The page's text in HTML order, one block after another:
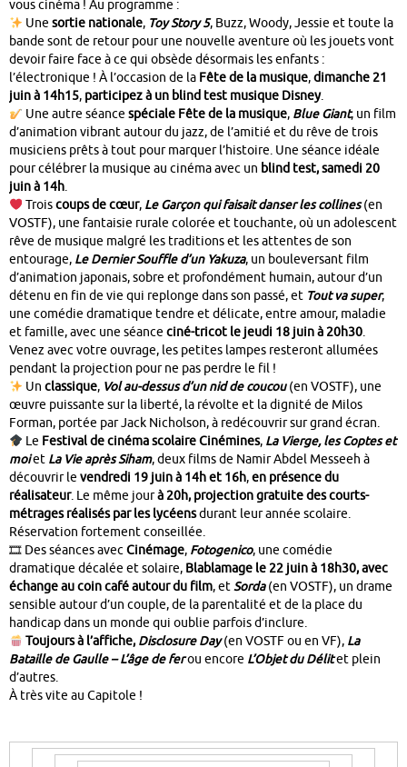
vous cinéma ! Au programme :
Unesortie nationale, Toy Story 5, Buzz, Woody, Jessie et toute la
bande sont de retour pour une nouvelle aventure où les jouets vont
devoir faire face à ce qui obsède désormais les enfants :
l’électronique ! À l’occasion de la Fête de la musique,dimanche 21
juin à 14h15, participez à un blind test musique Disney.
Une autre séancespéciale Fête de la musique, Blue Giant, un film
d’animation vibrant autour du jazz, de l’amitié et du rêve de trois
musiciens prêts à tout pour marquer l’histoire. Une séance idéale
pour célébrer la musique au cinéma avec un blind test, samedi 20
juin à 14h.
Troiscoups de cœur, Le Garçon qui faisait danser les collines(en
VOSTF), une fantaisie rurale colorée et touchante, où un adolescent
rêve de musique malgré les traditions et les attentes de son
entourage, Le Dernier Souffle d’un Yakuza, un bouleversant film
d’animation japonais, sobre et profondément humain, autour d’un
détenu en fin de vie qui replonge dans son passé, et Tout va super,
une comédie dramatique tendre et délicate, entre amour, maladie
et famille, avec une séance ciné-tricot le jeudi 18 juin à 20h30.
Venez avec votre ouvrage, les petites lampes resteront allumées
pendant la projection pour ne pas perdre le fil !
Unclassique, Vol au-dessus d’un nid de coucou(en VOSTF), une
œuvre puissante sur la liberté, la révolte et la dignité de Milos
Forman, portée par Jack Nicholson, à redécouvrir sur grand écran.
Le Festival de cinéma scolaire Cinémines, La Vierge, les Coptes et
moiet La Vie après Siham, deux films de Namir Abdel Messeeh à
découvrir le vendredi 19 juin à 14h et 16h,en présence du
réalisateur. Le même jourà 20h, projection gratuite des courts-
métrages réalisés par les lycéensdurant leur année scolaire.
Réservation fortement conseillée.
🎞 Des séances avecCinémage, Fotogenico, une comédie
dramatique décalée et solaire, Blablamage le 22 juin à 18h30, avec
échange au coin café autour du film, etSorda(en VOSTF), un drame
sensible autour d’un couple, de la parentalité et de la place du
handicap dans un monde qui oublie parfois d’inclure.
Toujours à l’affiche, Disclosure Day(en VOSTF ou en VF), La
Bataille de Gaulle – L’âge de ferou encore L’Objet du Délitet plein
d’autres.
À très vite au Capitole !